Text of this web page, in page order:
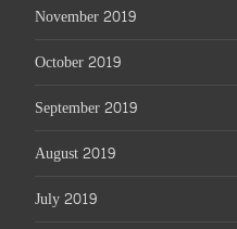
November 2019
October 2019
September 2019
August 2019
July 2019